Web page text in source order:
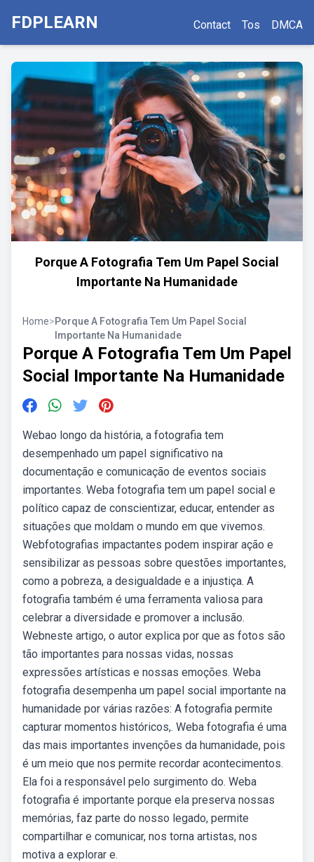
FDPLEARN Contact Tos DMCA
Porque A Fotografia Tem Um Papel Social
Importante Na Humanidade
Home>Porque A Fotografia Tem Um Papel Social
Importante Na Humanidade
Porque A Fotografia Tem Um Papel
Social Importante Na Humanidade
Webao longo da história, a fotografia tem
desempenhado um papel significativo na
documentação e comunicação de eventos sociais
importantes. Weba fotografia tem um papel social e
político capaz de conscientizar, educar, entender as
situações que moldam o mundo em que vivemos.
Webfotografias impactantes podem inspirar ação e
sensibilizar as pessoas sobre questões importantes,
como a pobreza, a desigualdade e a injustiça. A
fotografia também é uma ferramenta valiosa para
celebrar a diversidade e promover a inclusão.
Webneste artigo, o autor explica por que as fotos são
tão importantes para nossas vidas, nossas
expressões artísticas e nossas emoções. Weba
fotografia desempenha um papel social importante na
humanidade por várias razões: A fotografia permite
capturar momentos históricos,. Weba fotografia é uma
das mais importantes invenções da humanidade, pois
é um meio que nos permite recordar acontecimentos.
Ela foi a responsável pelo surgimento do. Weba
fotografia é importante porque ela preserva nossas
memórias, faz parte do nosso legado, permite
compartilhar e comunicar, nos torna artistas, nos
motiva a explorar e.